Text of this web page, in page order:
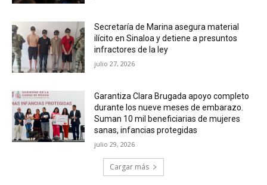
Secretaría de Marina asegura material
ilícito en Sinaloa y detiene a presuntos
infractores de la ley
julio 27, 2026
Garantiza Clara Brugada apoyo completo
durante los nueve meses de embarazo.
Suman 10 mil beneficiarias de mujeres
sanas, infancias protegidas
julio 29, 2026
Cargar más